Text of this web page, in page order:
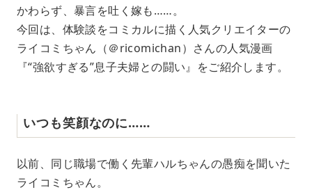
かわらず、暴言を吐く嫁も……。
今回は、体験談をコミカルに描く人気クリエイターの
ライコミちゃん（＠ricomichan）さんの人気漫画
『“強欲すぎる”息子夫婦との闘い』をご紹介します。
いつも笑顔なのに……
以前、同じ職場で働く先輩ハルちゃんの愚痴を聞いた
ライコミちゃん。